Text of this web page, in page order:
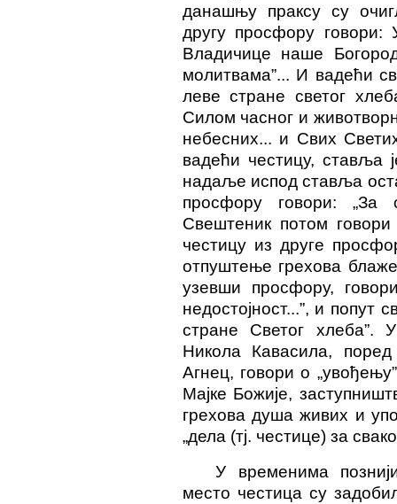
данашњу праксу су
другу просфору
Владичице наше
молитвама”... И вадећи
леве стране светог
Силом часног и
небесних... и Свих
вадећи честицу, ставља
надаље испод ставља
просфору говори: „За
Свештеник потом
честицу из друге
отпуштење грехова
узевши просфору,
недостојност...”, и
стране Светог хлеба”.
Никола Кавасила,
Агнец, говори о
Мајке Божије,
грехова душа живих и
„дела (тј. честице) за
У временима
место честица су